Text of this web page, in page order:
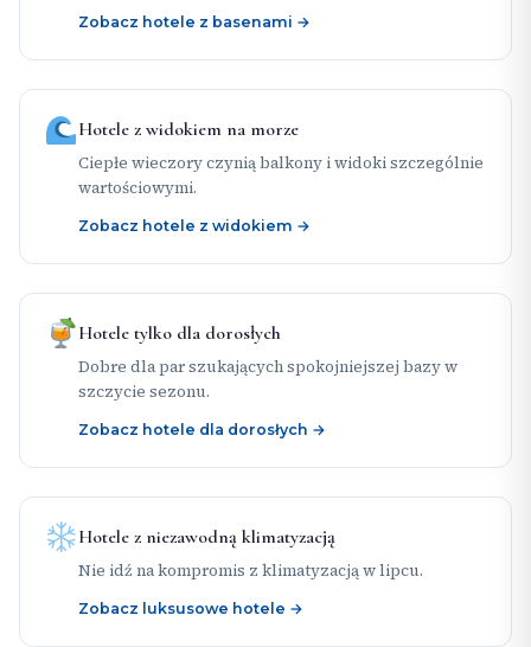
Zobacz hotele z basenami →
Hotele z widokiem na morze
Ciepłe wieczory czynią balkony i widoki szczególnie
wartościowymi.
Zobacz hotele z widokiem →
Hotele tylko dla dorosłych
Dobre dla par szukających spokojniejszej bazy w
szczycie sezonu.
Zobacz hotele dla dorosłych →
Hotele z niezawodną klimatyzacją
Nie idź na kompromis z klimatyzacją w lipcu.
Zobacz luksusowe hotele →